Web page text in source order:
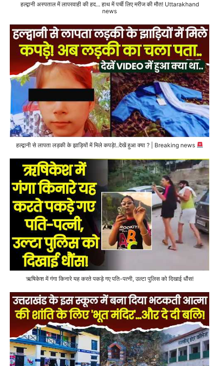
हल्द्वानी अस्पताल में लापरवाही की हद... हाथ में पर्ची लिए मरीज की मौत! Uttarakhand
news
हल्द्वानी से लापता लड़की के झाड़ियों में मिले कपड़े!..देखें हुआ क्या ? | Breaking news
ऋषिकेश में गंगा किनारे यह करते पकड़े गए पति-पत्नी, उल्टा पुलिस को दिखाई धौंस!